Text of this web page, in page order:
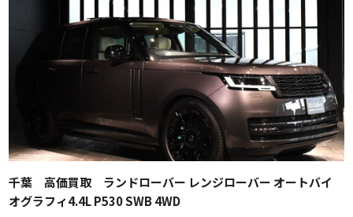
千葉 高価買取 ランドローバー レンジローバー オートバイ
オグラフィ4.4L P530 SWB 4WD